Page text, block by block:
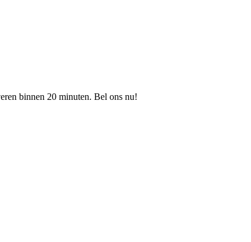
binnen 20 minuten. Bel ons nu!